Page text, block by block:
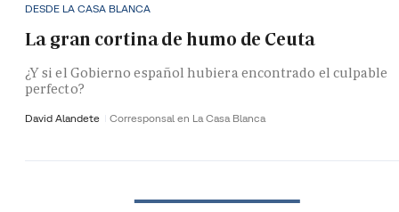
DESDE LA CASA BLANCA
La gran cortina de humo de Ceuta
¿Y si el Gobierno español hubiera encontrado el culpable
perfecto?
David Alandete Corresponsal en La Casa Blanca